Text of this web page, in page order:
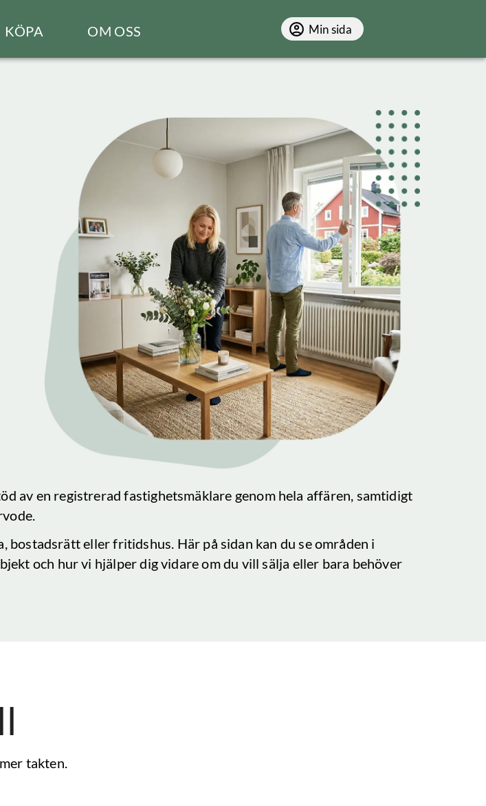
KÖPA OM OSS Min sida
av en registrerad fastighetsmäklare genom hela affären, samtidigt
bostadsrätt eller fritidshus. Här på sidan kan du se områden i
och hur vi hjälper dig vidare om du vill sälja eller bara behöver
takten.